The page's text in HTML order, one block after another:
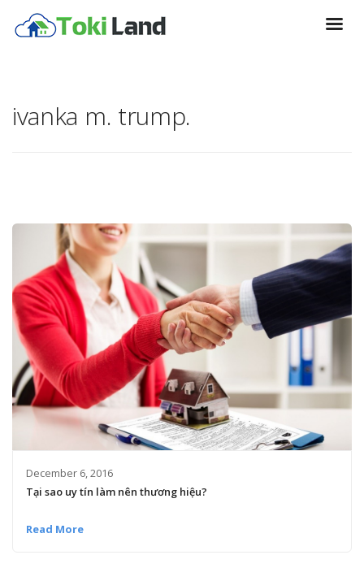
ivanka m. trump.
December 6, 2016
Tại sao uy tín làm nên thương hiệu?
Read More